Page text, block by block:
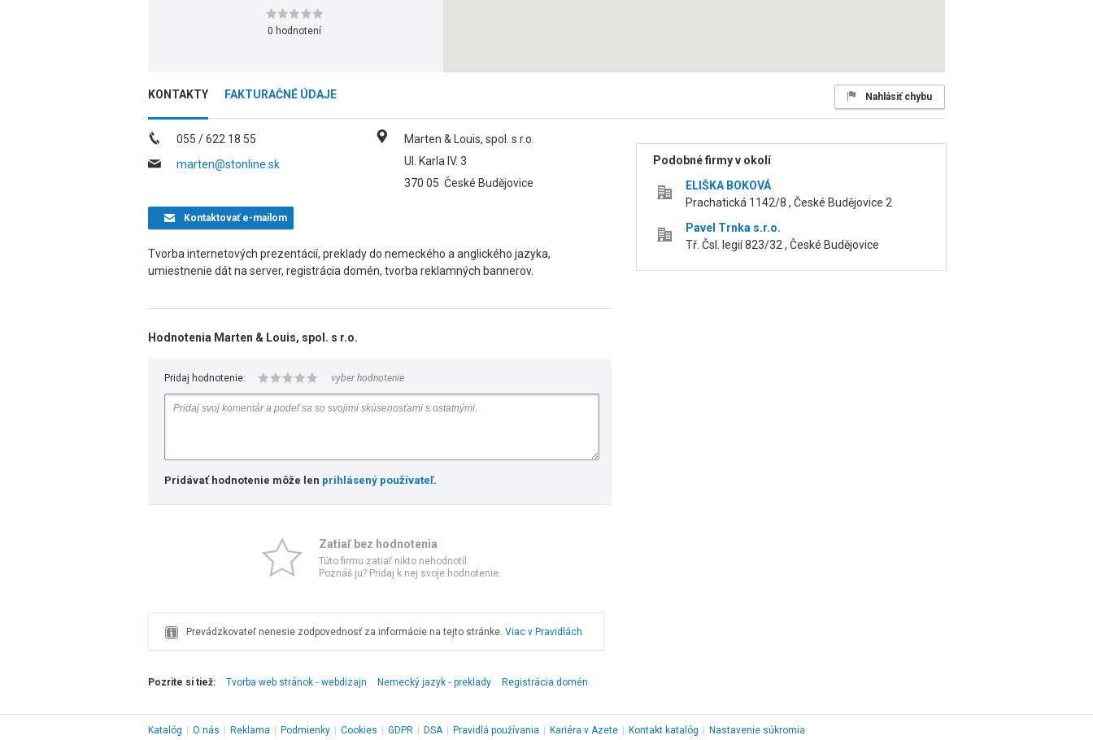
0 hodnotení
KONTAKTY FAKTURAČNÉ ÚDAJE Nahlásiť chybu
055 / 622 18 55
marten@stonline.sk
Marten & Louis, spol. s r.o.
Ul. Karla IV. 3
370 05 České Budějovice
Kontaktovaťe-mailom
Tvorba internetových prezentácií, preklady do nemeckého a anglického jazyka,
umiestnenie dát na server, registrácia domén, tvorba reklamných bannerov.
Hodnotenia Marten & Louis, spol. s r.o.
Pridaj hodnotenie: vyber hodnotenie
Pridávať hodnotenie môže len prihlásený používateľ.
Zatiaľ bez hodnotenia
Túto firmu zatiaľ nikto nehodnotil.
Poznáš ju? Pridaj k nej svoje hodnotenie.
Prevádzkovateľ nenesie zodpovednosť za informácie na tejto stránke. Viac v Pravidlách
Podobné firmy v okolí
ELIŠKA BOKOVÁ
Prachatická 1142/8 , České Budějovice 2
Pavel Trnka s.r.o.
Tř. Čsl. legií 823/32 , České Budějovice
Pozrite si tiež: Tvorba web stránok ‑ webdizajn Nemecký jazyk ‑ preklady Registrácia domén
Katalóg O nás Reklama Podmienky Cookies GDPR DSA Pravidlá používania Kariéra v Azete Kontakt katalóg
Nastavenie súkromia